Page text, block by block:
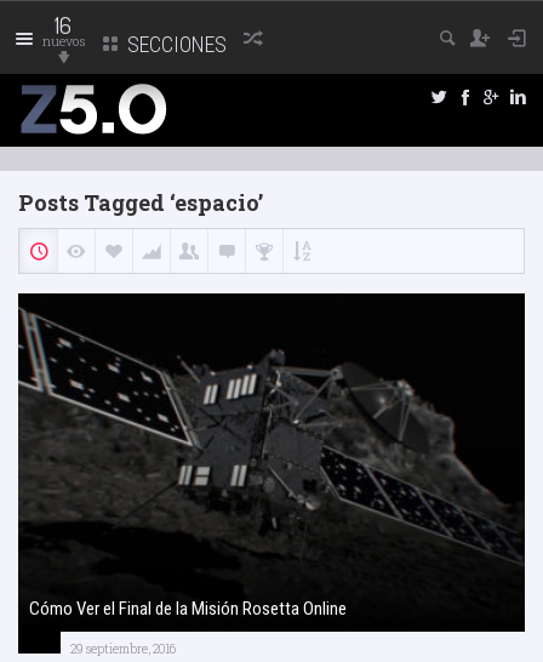
16
nuevos SECCIONES
Posts Tagged ‘espacio’
Cómo Ver el Final de la Misión Rosetta Online
29 septiembre, 2016